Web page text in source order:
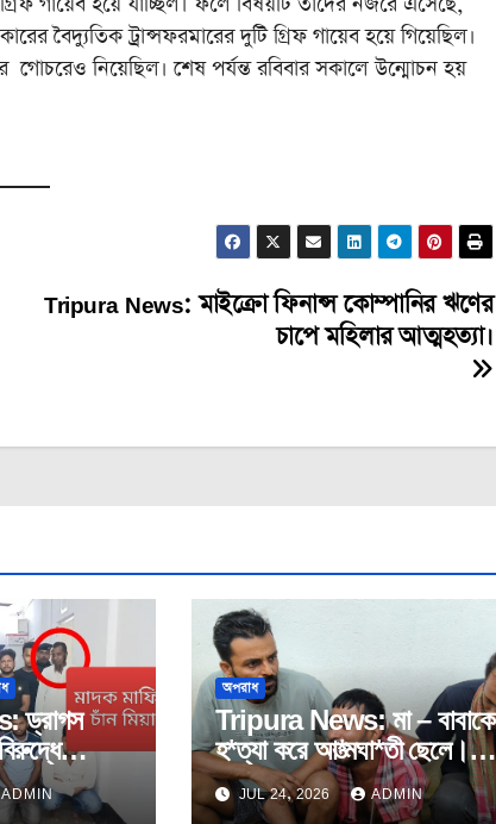
বৈদ্যুতিক ট্রান্সফরমারের দুটি গ্ৰিফ গায়েব হয়ে গিয়েছিল।
গোচরেও নিয়েছিল। শেষ পর্যন্ত রবিবার সকালে উন্মোচন হয়
Tripura News: মাইক্রো ফিনান্স কোম্পানির ঋণের
চাপে মহিলার আত্মহত্যা।
ড্রাগস
দায়ের।
ADMIN
অপরাধ
Tripura News: মা – বাবাকে
হ*ত্যা করে আ*ত্মঘা*তী ছেলে।
ঘটনায়পশ্চিম মুহুরীপুরে।
JUL 24, 2026 ADMIN